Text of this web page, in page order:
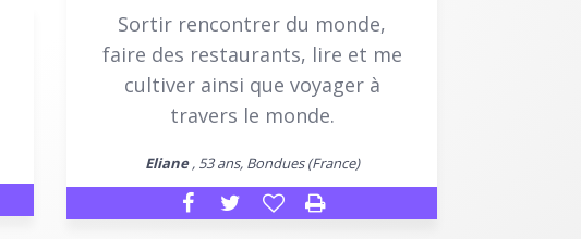
Sortir rencontrer du monde,
faire des restaurants, lire et me
cultiver ainsi que voyager à
travers le monde.
Eliane, 53 ans, Bondues (France)